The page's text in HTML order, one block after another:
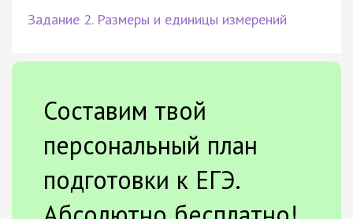
Задание 2. Размеры и единицы измерений
Составим твой
персональный план
подготовки к ЕГЭ.